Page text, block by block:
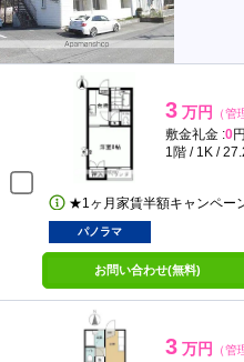
3 万円 （管
敷金礼金 :0円
1階 / 1K /
★1ヶ月家賃半額キャンペー
パノラマ
お問い合わせ(無料)
3 万円 （管